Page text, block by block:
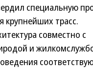
специальную
крупнейших трасс.
совместно с
и